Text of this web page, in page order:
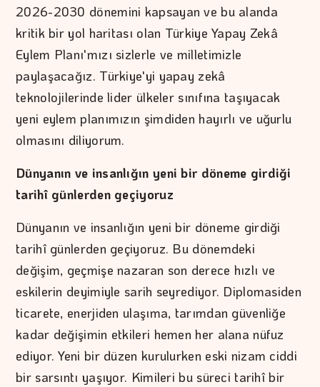
2026-2030 dönemini kapsayan ve bu alanda
kritik bir yol haritası olan Türkiye Yapay Zekâ
Eylem Planı'mızı sizlerle ve milletimizle
paylaşacağız. Türkiye'yi yapay zekâ
teknolojilerinde lider ülkeler sınıfına taşıyacak
yeni eylem planımızın şimdiden hayırlı ve uğurlu
olmasını diliyorum.
Dünyanın ve insanlığın yeni bir döneme girdiği
tarihî günlerden geçiyoruz
Dünyanın ve insanlığın yeni bir döneme girdiği
tarihî günlerden geçiyoruz. Bu dönemdeki
değişim, geçmişe nazaran son derece hızlı ve
eskilerin deyimiyle sarih seyrediyor. Diplomasiden
ticarete, enerjiden ulaşıma, tarımdan güvenliğe
kadar değişimin etkileri hemen her alana nüfuz
ediyor. Yeni bir düzen kurulurken eski nizam ciddi
bir sarsıntı yaşıyor. Kimileri bu süreci tarihî bir